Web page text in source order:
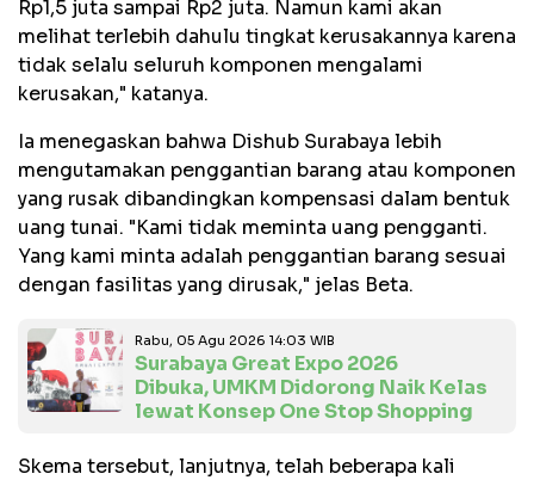
Rp1,5 juta sampai Rp2 juta. Namun kami akan
melihat terlebih dahulu tingkat kerusakannya karena
tidak selalu seluruh komponen mengalami
kerusakan," katanya.
Ia menegaskan bahwa Dishub Surabaya lebih
mengutamakan penggantian barang atau komponen
yang rusak dibandingkan kompensasi dalam bentuk
uang tunai. "Kami tidak meminta uang pengganti.
Yang kami minta adalah penggantian barang sesuai
dengan fasilitas yang dirusak," jelas Beta.
Rabu, 05 Agu 2026 14:03 WIB
Surabaya Great Expo 2026
Dibuka, UMKM Didorong Naik Kelas
lewat Konsep One Stop Shopping
Skema tersebut, lanjutnya, telah beberapa kali